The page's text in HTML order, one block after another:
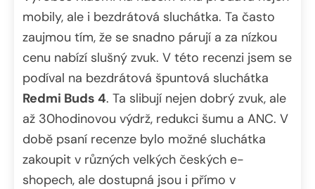
mobily, ale i bezdrátová sluchátka. Ta často
zaujmou tím, že se snadno párují a za nízkou
cenu nabízí slušný zvuk. V této recenzi jsem se
podíval na bezdrátová špuntová sluchátka
Redmi Buds 4. Ta slibují nejen dobrý zvuk, ale
až 30hodinovou výdrž, redukci šumu a ANC. V
době psaní recenze bylo možné sluchátka
zakoupit v různých velkých českých e-
shopech, ale dostupná jsou i přímo v